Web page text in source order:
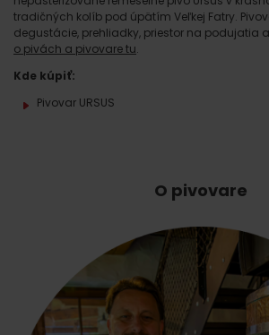
tradičných kolíb pod úpätím Veľkej Fatry.
degustácie, prehliadky, priestor na podujatia
o pivách a pivovare tu.
Kde kúpiť:
Pivovar URSUS
O pivovare